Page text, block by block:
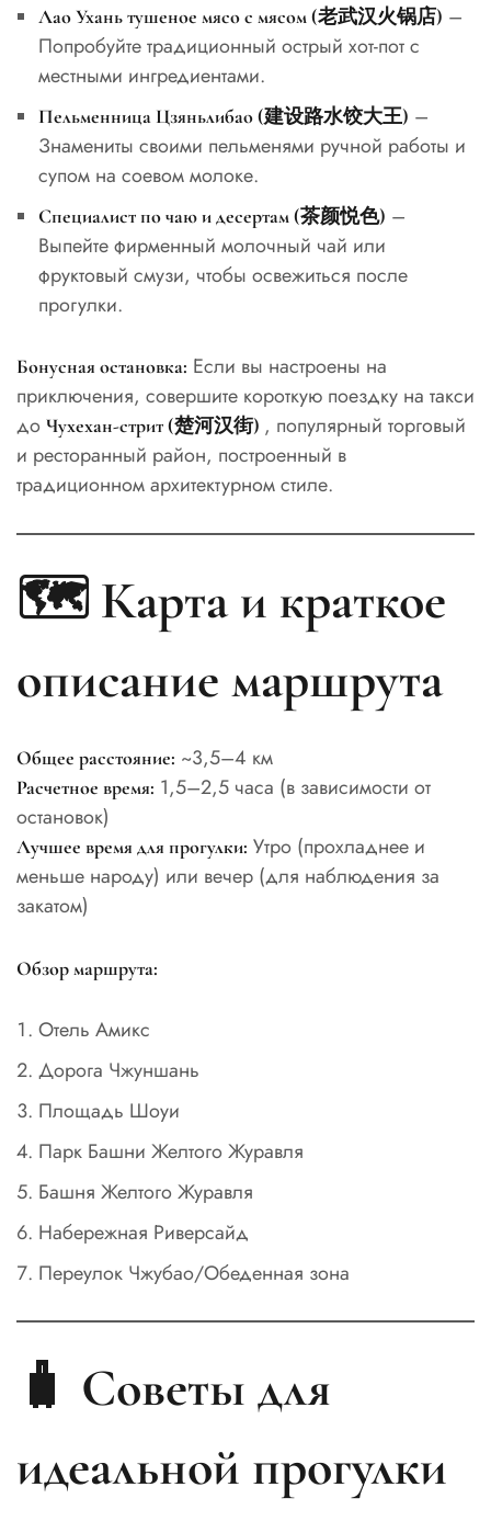
Лао Ухань тушеное мясо с мясом (老武汉火锅店) –
Попробуйте традиционный острый хот-пот с
местными ингредиентами.
Пельменница Цзяньлибао (建设路水饺大王) –
Знамениты своими пельменями ручной работы и
супом на соевом молоке.
Специалист по чаю и десертам (茶颜悦色) –
Выпейте фирменный молочный чай или
фруктовый смузи, чтобы освежиться после
прогулки.
Бонусная остановка: Если вы настроены на
приключения, совершите короткую поездку на такси
до Чухехан-стрит (楚河汉街) , популярный торговый
и ресторанный район, построенный в
традиционном архитектурном стиле.
🗺️ Карта и краткое
описание маршрута
Общее расстояние: ~3,5–4 км
Расчетное время: 1,5–2,5 часа (в зависимости от
остановок)
Лучшее время для прогулки: Утро (прохладнее и
меньше народу) или вечер (для наблюдения за
закатом)
Обзор маршрута:
Отель Амикс
Дорога Чжуншань
Площадь Шоуи
Парк Башни Желтого Журавля
Башня Желтого Журавля
Набережная Риверсайд
Переулок Чжубао/Обеденная зона
🧳 Советы для
идеальной прогулки